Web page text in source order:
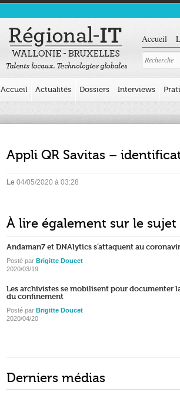
Accueil
Accueil Actualités Dossiers Interviews
Appli QR Savitas –
Le 04/05/2020 à 03:28
À lire également sur le sujet
Andaman7 et DNAlytics s’attaquent au
Posté par Brigitte Doucet
2020/03/19
Les archivistes se mobilisent pour documenter
du confinement
Posté par Brigitte Doucet
2020/04/20
Derniers médias